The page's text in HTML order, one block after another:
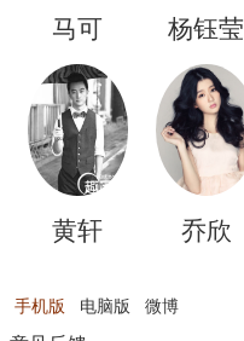
马可 杨钰莹
黄轩 乔欣
手机版 电脑版 微博